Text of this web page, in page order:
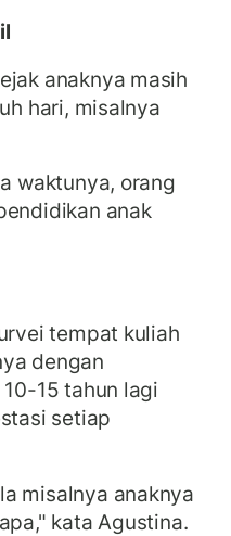
anaknya masih
hari, misalnya
waktunya, orang
anak
tempat kuliah
dengan
15 tahun lagi
setiap
misalnya anaknya
kata Agustina.